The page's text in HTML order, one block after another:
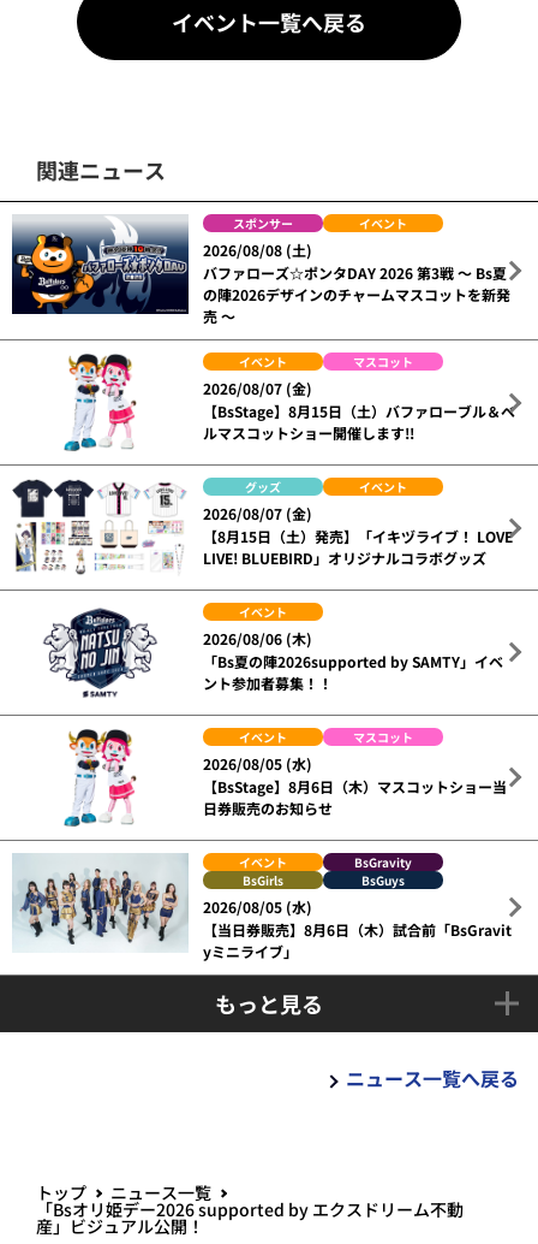
イベント一覧へ戻る
関連ニュース
スポンサー イベント
2026/08/08 (土)
バファローズ☆ポンタDAY 2026 第3戦 ～ Bs夏
の陣2026デザインのチャームマスコットを新発
売 ～
イベント マスコット
2026/08/07 (金)
【BsStage】8月15日（土）バファローブル＆ベ
ルマスコットショー開催します!!
グッズ イベント
2026/08/07 (金)
【8月15日（土）発売】「イキヅライブ！ LOVE
LIVE! BLUEBIRD」オリジナルコラボグッズ
イベント
2026/08/06 (木)
「Bs夏の陣2026supported by SAMTY」イベ
ント参加者募集！！
イベント マスコット
2026/08/05 (水)
【BsStage】8月6日（木）マスコットショー当
日券販売のお知らせ
イベント
BsGravity
BsGirls
BsGuys
2026/08/05 (水)
【当日券販売】8月6日（木）試合前「BsGravit
yミニライブ」
もっと見る
ニュース一覧へ戻る
トップ ニュース一覧
「Bsオリ姫デー2026 supported by エクスドリーム不動
産」ビジュアル公開！